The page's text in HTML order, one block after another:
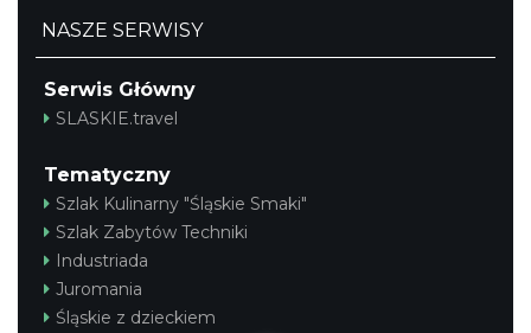
NASZE SERWISY
Serwis Główny
SLASKIE.travel
Tematyczny
Szlak Kulinarny "Śląskie Smaki"
Szlak Zabytów Techniki
Industriada
Juromania
Śląskie z dzieckiem